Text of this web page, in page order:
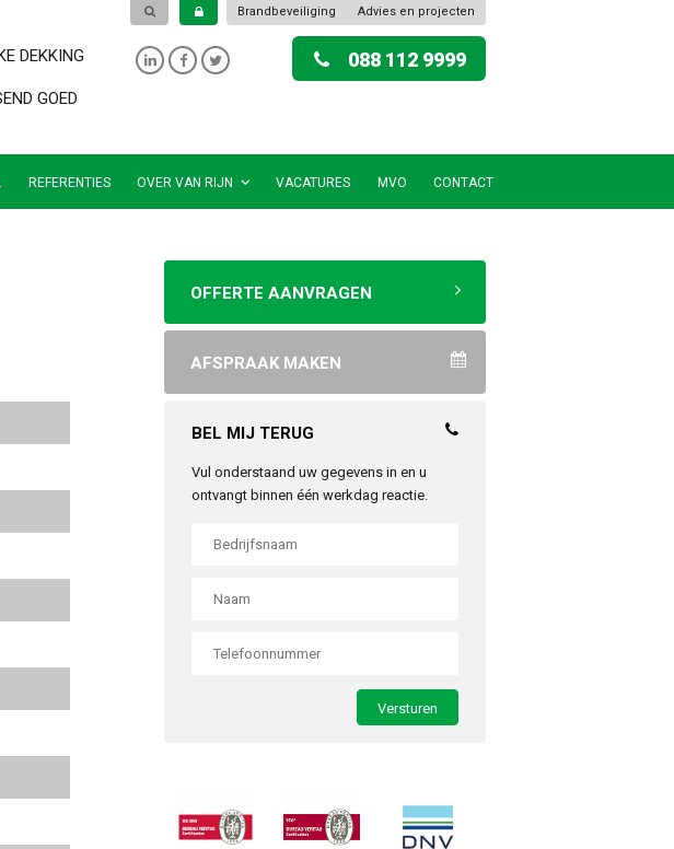
Brandbeveiliging Advies en projecten
DEKKING
GOED
088 112 9999
REFERENTIES OVER VAN RIJN VACATURES MVO CONTACT
OFFERTE AANVRAGEN
AFSPRAAK MAKEN
BEL MIJ TERUG
Vul onderstaand uw gegevens in en u
ontvangt binnen één werkdag reactie.